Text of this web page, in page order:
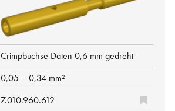
Crimpbuchse Daten 0,6 mm gedreht
0,05 – 0,34 mm²
7.010.960.612